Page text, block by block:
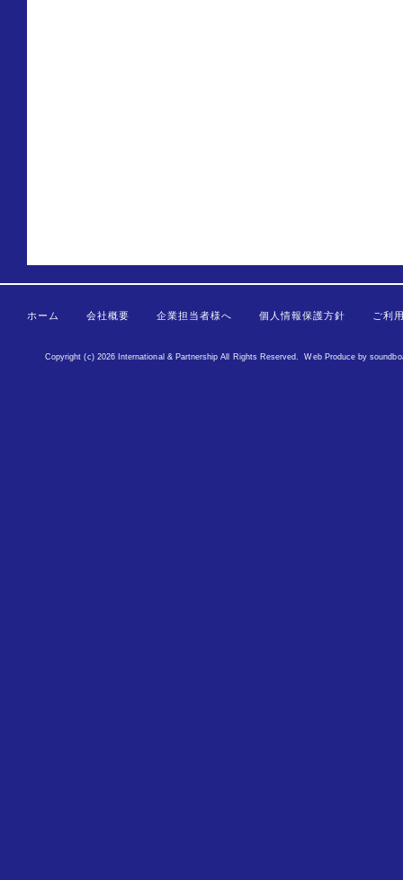
ホーム 会社概要 企業担当者様へ 個人情報保護方針 ご利
Copyright (c) 2026 International & Partnership All Rights Reserved.Web Produce by